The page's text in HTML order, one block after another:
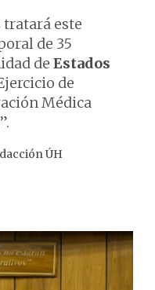
tratará este
de 35
de Estados
de
Médica
ÚH